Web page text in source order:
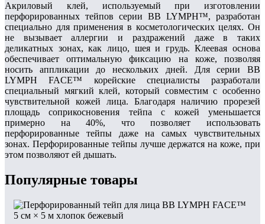
Акриловый клей, используемый при изготовлении
перфорированных тейпов серии BB LYMPH™, разработан
специально для применения в косметологических целях. Он
не вызывает аллергии и раздражений даже в таких
деликатных зонах, как лицо, шея и грудь. Клеевая основа
обеспечивает оптимальную фиксацию на коже, позволяя
носить аппликации до нескольких дней. Для серии BB
LYMPH FACE™ корейские специалисты разработали
специальный мягкий клей, который совместим с особенно
чувствительной кожей лица. Благодаря наличию прорезей
площадь соприкосновения тейпа с кожей уменьшается
примерно на 40%, что позволяет использовать
перфорированные тейпы даже на самых чувствительных
зонах. Перфорированные тейпы лучше держатся на коже, при
этом позволяют ей дышать.
Популярные товары